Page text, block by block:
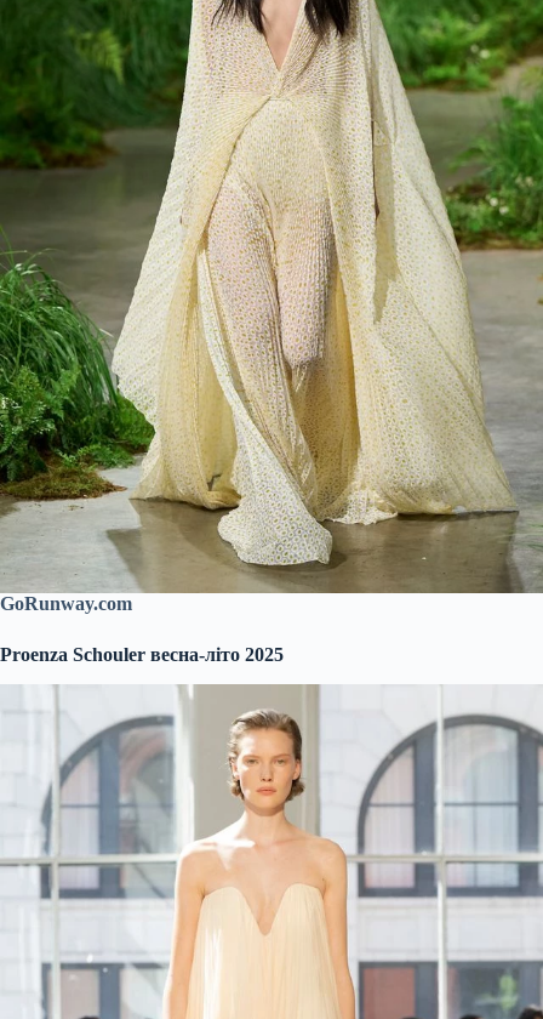
GoRunway.com
Proenza Schouler весна-літо 2025